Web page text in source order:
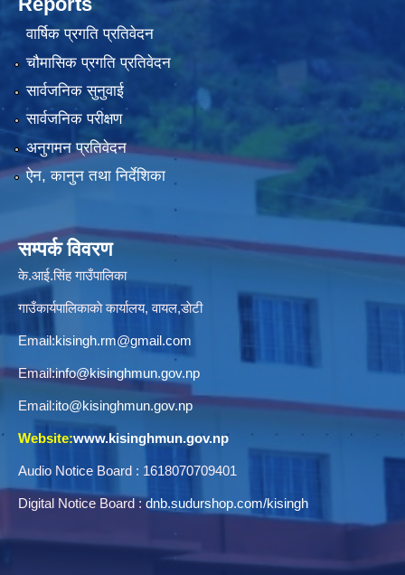
वार्षिक प्रगति प्रतिवेदन
चौमासिक प्रगति प्रतिवेदन
सार्वजनिक सुनुवाई
सार्वजनिक परीक्षण
अनुगमन प्रतिवेदन
ऐन, कानुन तथा निर्देशिका
सम्पर्क विवरण
के.आई.सिंह गाउँपालिका
गाउँकार्यपालिकाकाे कार्यालय, वायल,डाेटी
Email:kisingh.rm@gmail.com
Email:info@kisinghmun.gov.np
Email:ito@kisinghmun.gov.np
Website:www.kisinghmun.gov.np
Audio Notice Board : 1618070709401
Digital Notice Board :dnb.sudurshop.com/kisingh